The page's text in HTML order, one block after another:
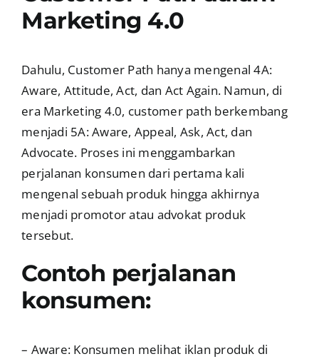
Marketing 4.0
Dahulu, Customer Path hanya mengenal 4A:
Aware, Attitude, Act, dan Act Again. Namun, di
era Marketing 4.0, customer path berkembang
menjadi 5A: Aware, Appeal, Ask, Act, dan
Advocate. Proses ini menggambarkan
perjalanan konsumen dari pertama kali
mengenal sebuah produk hingga akhirnya
menjadi promotor atau advokat produk
tersebut.
Contoh perjalanan
konsumen:
– Aware: Konsumen melihat iklan produk di